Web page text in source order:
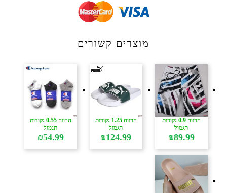
מוצרים קשורים
הרווח 0.9 נקודות
תגמול
₪89.99
הרווח 1.25 נקודות
תגמול
₪124.99
הרווח 0.55 נקודות
תגמול
₪54.99